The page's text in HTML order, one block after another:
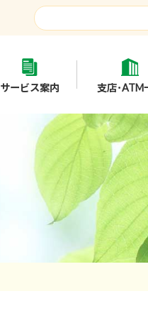
サービス案内 支店･ATM